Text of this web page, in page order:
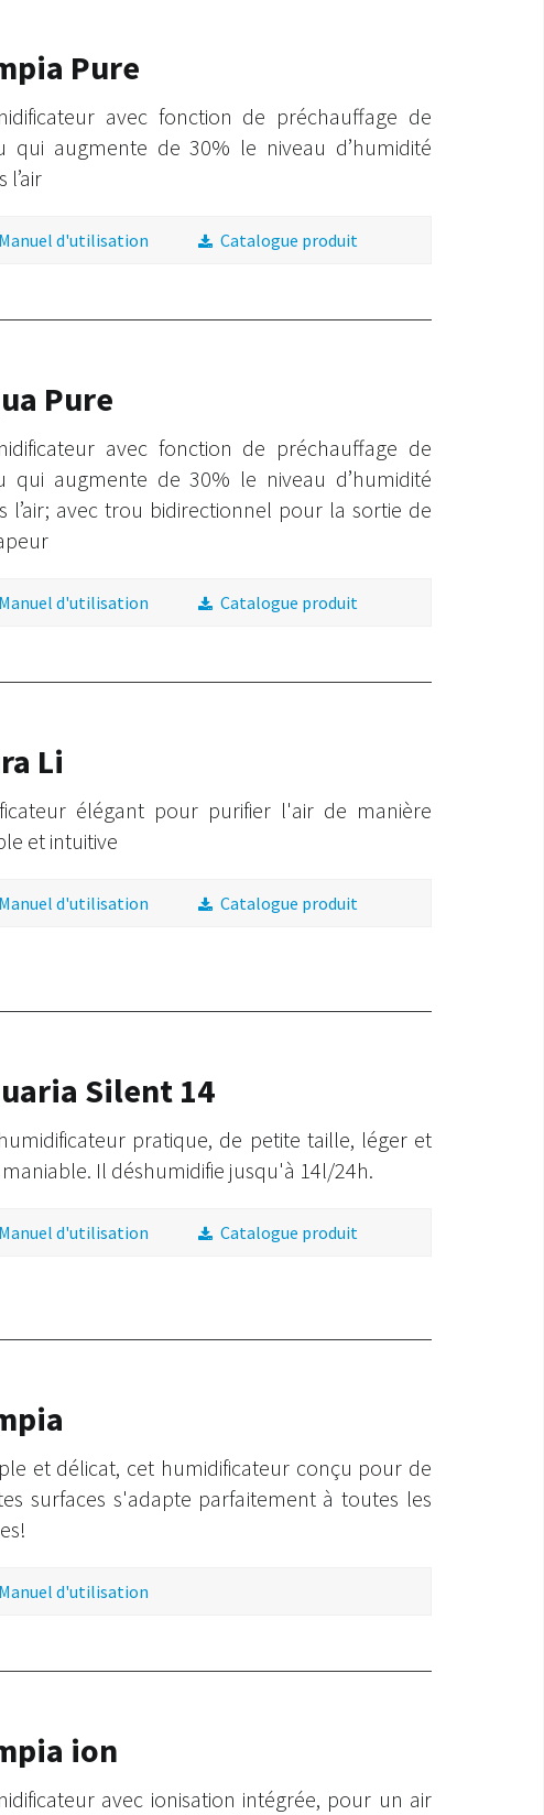
Pure
avec fonction de préchauffage de
qui augmente de 30% le niveau d’humidité
l’air
Manuel d'utilisation Catalogue produit
Pure
avec fonction de préchauffage de
qui augmente de 30% le niveau d’humidité
l’air; avec trou bidirectionnel pour la sortie de
Manuel d'utilisation Catalogue produit
Li
élégant pour purifier l'air de manière
et intuitive
Manuel d'utilisation Catalogue produit
Silent 14
pratique, de petite taille, léger et
Il déshumidifie jusqu'à 14l/24h.
Manuel d'utilisation Catalogue produit
et délicat, cet humidificateur conçu pour de
surfaces s'adapte parfaitement à toutes les
Manuel d'utilisation
ion
avec ionisation intégrée, pour un air